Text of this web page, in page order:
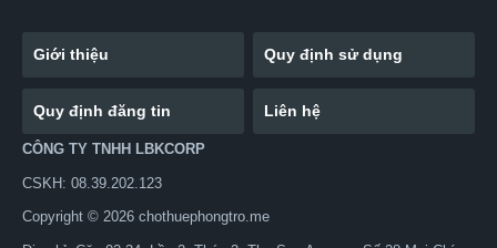
Giới thiệu Quy định sử dụng
Quy định đăng tin Liên hệ
CÔNG TY TNHH LBKCORP
CSKH: 08.39.202.123
Copyright © 2026 chothuephongtro.me